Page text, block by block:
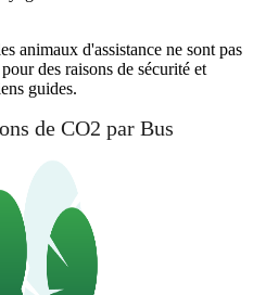
animaux d'assistance ne sont pas
des raisons de sécurité et
guides.
de CO2 par Bus